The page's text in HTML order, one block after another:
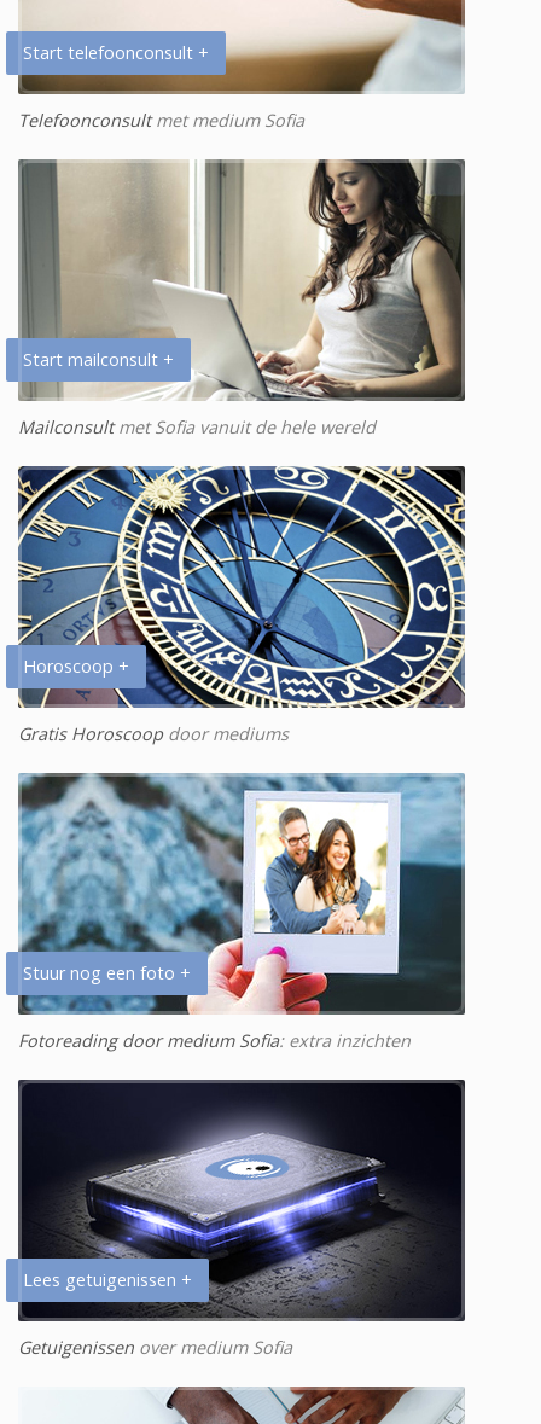
Start telefoonconsult +
Telefoonconsultmet medium Sofia
Start mailconsult +
Mailconsultmet Sofia vanuit de hele wereld
Horoscoop +
Gratis Horoscoopdoor mediums
Stuur nog een foto +
Fotoreading door medium Sofia: extra inzichten
Lees getuigenissen +
Getuigenissen over medium Sofia